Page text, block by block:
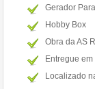
Gerador
Hobby Box
Obra da AS
Entregue em
Localizado